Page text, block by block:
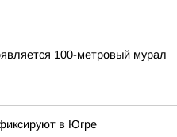
100-метровый мурал
в Югре